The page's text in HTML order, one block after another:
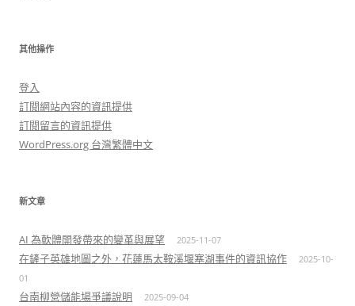
其他操作
登入
訂閱網站內容的資訊提供
訂閱留言的資訊提供
WordPress.org 台灣繁體中文
新文章
AI 為軟體開發帶來的變革與展望 2025-11-07
在鏟子英雄地圖之外，花蓮馬太鞍溪堰塞湖事件的資訊協作
2025-10-
01
台南柳營儲能場爭議說明 2025-09-04